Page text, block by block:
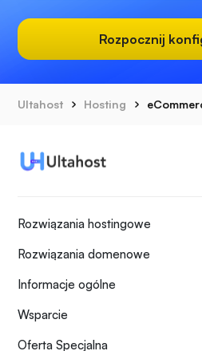
Rozpocznij
Ultahost Hosting
Rozwiązania hostingowe
Rozwiązania domenowe
Informacje ogólne
Wsparcie
Oferta Specjalna